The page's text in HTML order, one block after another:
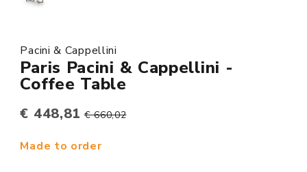
Pacini & Cappellini
Paris Pacini & Cappellini -
Coffee Table
€ 448,81 € 660,02
Made to order